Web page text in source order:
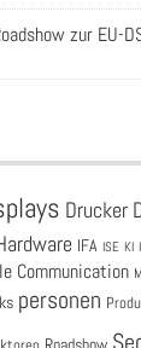
zur EU-
Drucker
IFA ISE KI
Communication
personen